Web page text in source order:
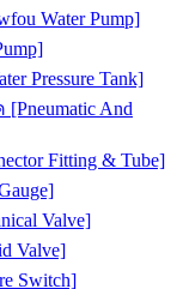
Water Pump]
Pressure Tank]
And
Fitting & Tube]
Valve]
Valve]
Switch]